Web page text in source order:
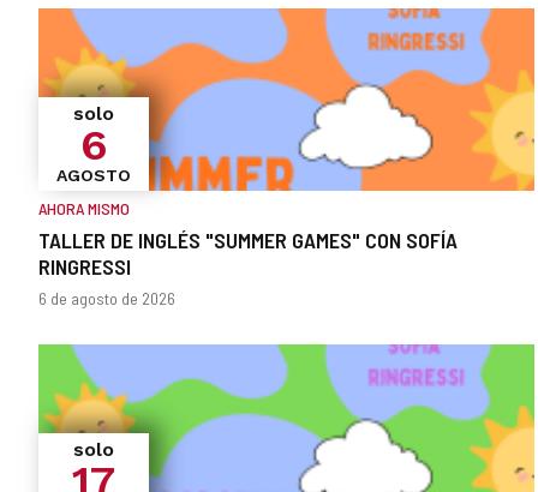
TALLER DE INGLÉS "SUMMER GAMES" CON SOFÍA
RINGRESSI
solo
6
AGOSTO
¿Cuándo?
AHORA MISMO
Fechas
6 de agosto de 2026
solo
17